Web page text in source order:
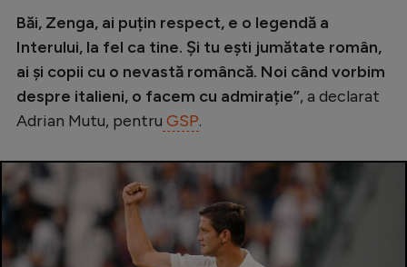
Băi, Zenga, ai puțin respect, e o legendă a
Interului, la fel ca tine. Și tu ești jumătate român,
ai și copii cu o nevastă româncă. Noi când vorbim
despre italieni, o facem cu admirație”, a declarat
Adrian Mutu, pentru GSP.